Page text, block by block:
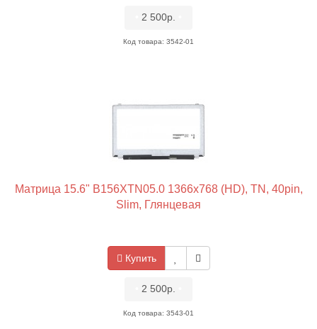
2 500р.
Код товара: 3542-01
Матрица 15.6" B156XTN05.0 1366x768 (HD), TN, 40pin,
Slim, Глянцевая
Купить
2 500р.
Код товара: 3543-01